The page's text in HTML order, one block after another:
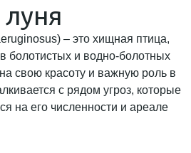
– это хищная птица,
болотистых и водно-болотных
свою красоту и важную роль в
с рядом угроз, которые
на его численности и ареале